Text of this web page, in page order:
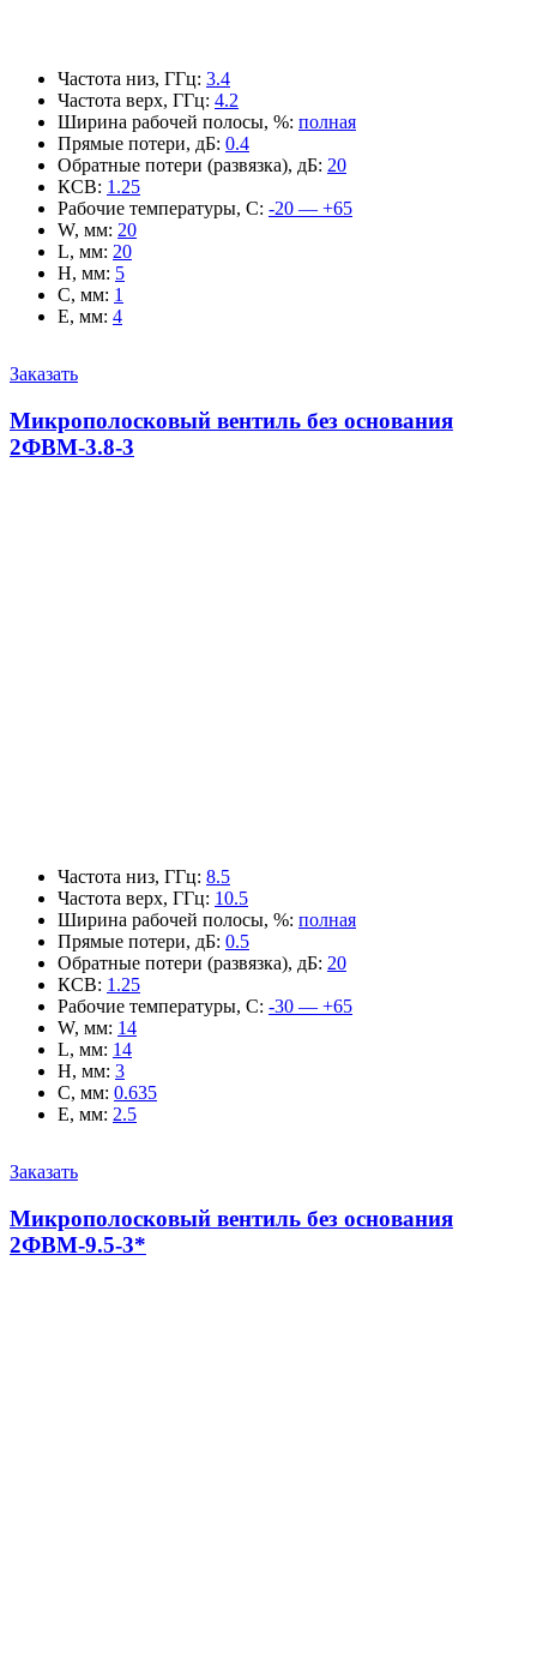
Частота низ, ГГц: 3.4
Частота верх, ГГц: 4.2
Ширина рабочей полосы, %: полная
Прямые потери, дБ: 0.4
Обратные потери (развязка), дБ: 20
КСВ: 1.25
Рабочие температуры, С: -20 — +65
W, мм: 20
L, мм: 20
H, мм: 5
C, мм: 1
E, мм: 4
Заказать
Микрополосковый вентиль без основания
2ФВМ-3.8-3
Частота низ, ГГц: 8.5
Частота верх, ГГц: 10.5
Ширина рабочей полосы, %: полная
Прямые потери, дБ: 0.5
Обратные потери (развязка), дБ: 20
КСВ: 1.25
Рабочие температуры, С: -30 — +65
W, мм: 14
L, мм: 14
H, мм: 3
C, мм: 0.635
E, мм: 2.5
Заказать
Микрополосковый вентиль без основания
2ФВМ-9.5-3*